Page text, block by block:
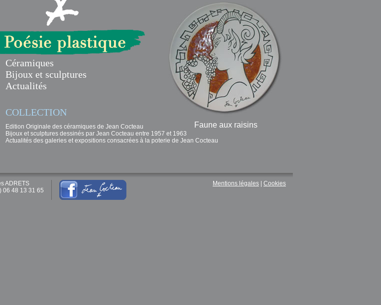
Céramiques
Bijoux et sculptures
Actualités
COLLECTION
Edition Originale des céramiques de Jean Cocteau
Bijoux et sculptures dessinés par Jean Cocteau entre 1957 et 1963
Actualités des galeries et expositions consacrées à la poterie de Jean Cocteau
Faune aux raisins
ADRETS
06 48 13 31 65
Mentions légales Cookies